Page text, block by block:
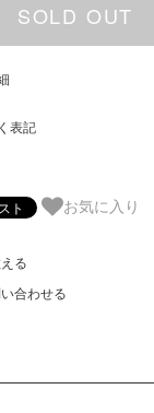
SOLD OUT
表記
お気に入り
る
合わせる